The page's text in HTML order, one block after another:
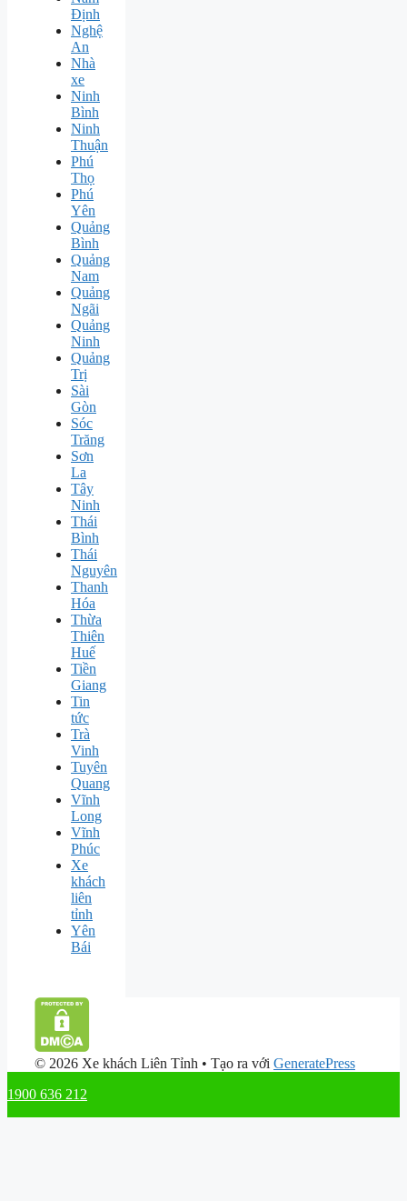
Định
Nghệ
An
Nhà
xe
Ninh
Bình
Ninh
Thuận
Phú
Thọ
Phú
Yên
Quảng
Bình
Quảng
Nam
Quảng
Ngãi
Quảng
Ninh
Quảng
Trị
Sài
Gòn
Sóc
Trăng
Sơn
La
Tây
Ninh
Thái
Bình
Thái
Nguyên
Thanh
Hóa
Thừa
Thiên
Huế
Tiền
Giang
Tin
tức
Trà
Vinh
Tuyên
Quang
Vĩnh
Long
Vĩnh
Phúc
Xe
khách
liên
tỉnh
Yên
Bái
© 2026 Xe khách Liên Tỉnh • Tạo ra với GeneratePress
1900 636 212